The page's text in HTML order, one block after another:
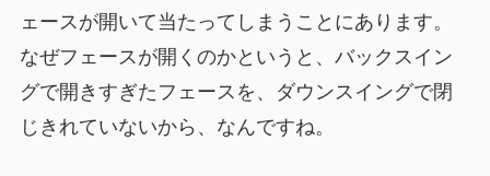
ェースが開いて当たってしまうことにあります。
なぜフェースが開くのかというと、バックスイン
グで開きすぎたフェースを、ダウンスイングで閉
じきれていないから、なんですね。